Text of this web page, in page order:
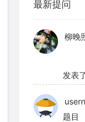
最新提问
发表
柳晚
发表
题目